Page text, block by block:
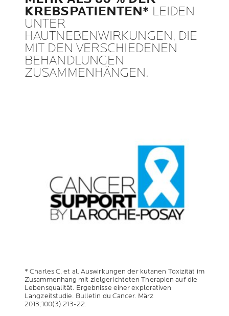
KREBSPATIENTEN* LEIDEN
UNTER
HAUTNEBENWIRKUNGEN, DIE
MIT DEN VERSCHIEDENEN
BEHANDLUNGEN
ZUSAMMENHÄNGEN.
* Charles C, et al. Auswirkungen der kutanen Toxizität im
Zusammenhang mit zielgerichteten Therapien auf die
Lebensqualität. Ergebnisse einer explorativen
Langzeitstudie. Bulletin du Cancer. März
2013;100(3):213-22.